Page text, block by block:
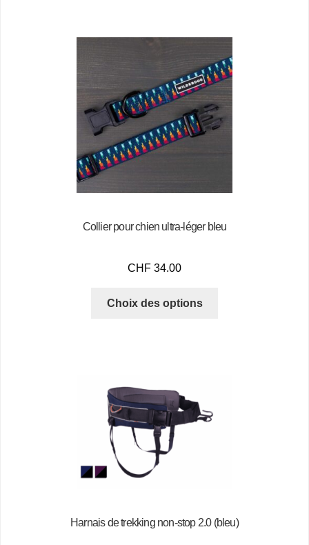
Collier pour chien ultra-léger bleu
CHF 34.00
Choix des options
Harnais de trekking non-stop 2.0 (bleu)